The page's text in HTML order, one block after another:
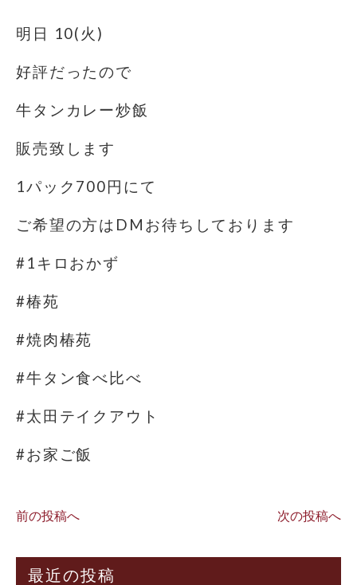
明日 10(火)
好評だったので
牛タンカレー炒飯
販売致します
1パック700円にて
ご希望の方はDMお待ちしております
#1キロおかず
#椿苑
#焼肉椿苑
#牛タン食べ比べ
#太田テイクアウト
#お家ご飯
前の投稿へ 次の投稿へ
最近の投稿